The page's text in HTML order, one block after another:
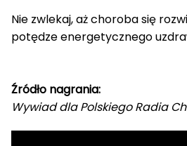
Nie zwlekaj, aż choroba się
potędze energetycznego
Źródło nagrania:
Wywiad dla Polskiego Radia